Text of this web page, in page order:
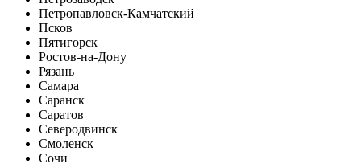
Петропавловск-Камчатский
Псков
Пятигорск
Ростов-на-Дону
Рязань
Самара
Саранск
Саратов
Северодвинск
Смоленск
Сочи